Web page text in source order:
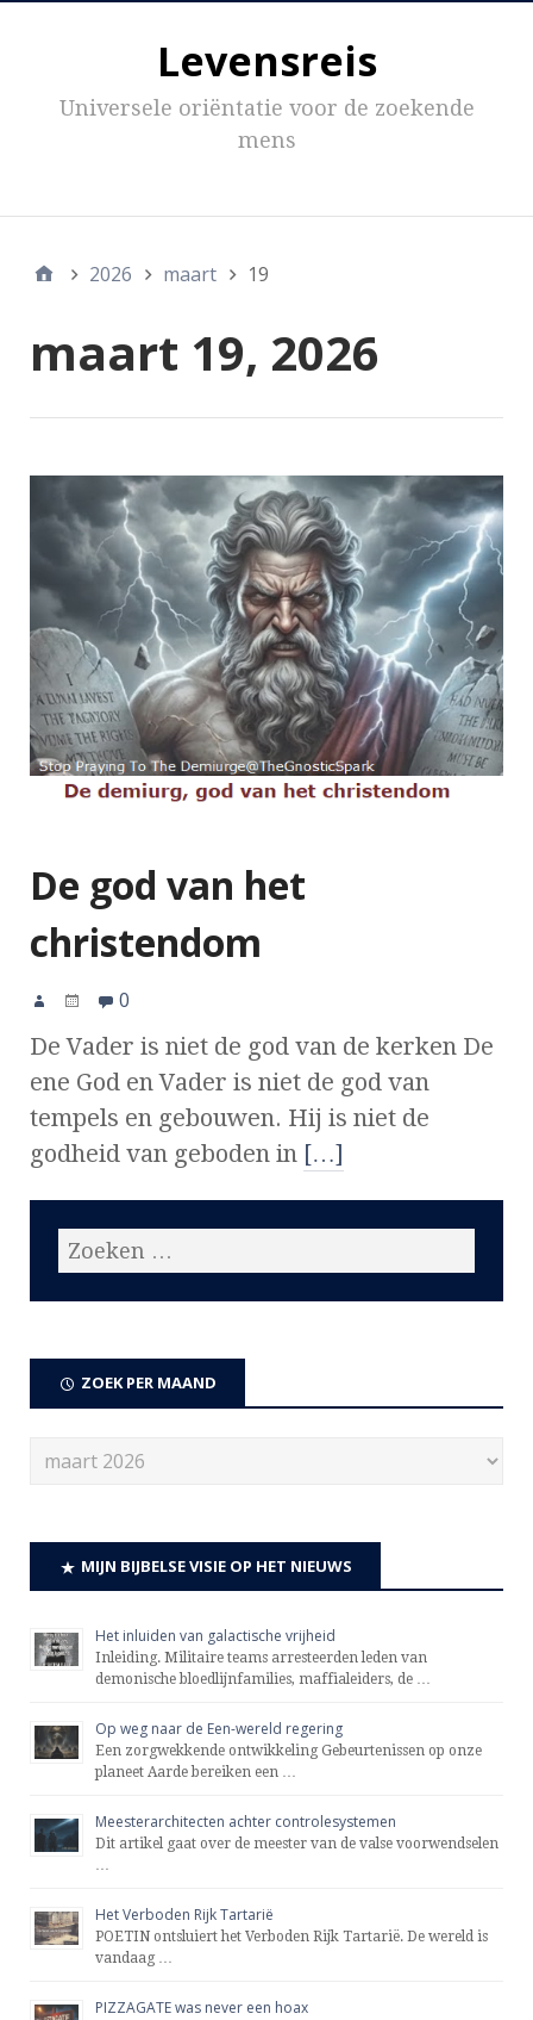
Levensreis
Universele oriëntatie voor de zoekende
mens
2026 maart 19
maart 19, 2026
De god van het
christendom
0
De Vader is niet de god van de kerken De
ene God en Vader is niet de god van
tempels en gebouwen. Hij is niet de
godheid van geboden in […]
ZOEK PER MAAND
MIJN BIJBELSE VISIE OP HET NIEUWS
Het inluiden van galactische vrijheid
Inleiding. Militaire teams arresteerden leden van
demonische bloedlijnfamilies, maffialeiders, de …
Op weg naar de Een-wereld regering
Een zorgwekkende ontwikkeling Gebeurtenissen op onze
planeet Aarde bereiken een …
Meesterarchitecten achter controlesystemen
Dit artikel gaat over de meester van de valse voorwendselen
…
Het Verboden Rijk Tartarië
POETIN ontsluiert het Verboden Rijk Tartarië. De wereld is
vandaag …
PIZZAGATE was never een hoax